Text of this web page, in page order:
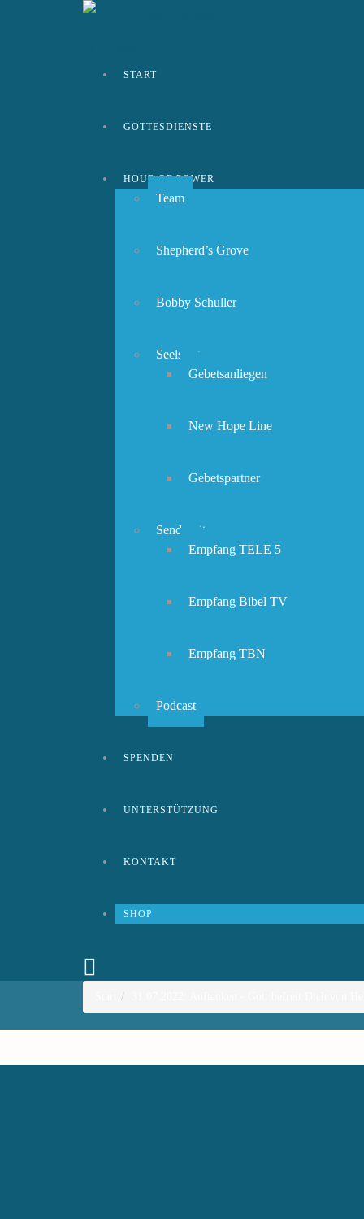
START
GOTTESDIENSTE
HOUR OF POWER
Team
Shepherd’s Grove
Bobby Schuller
Seelsorge
Gebetsanliegen
New Hope Line
Gebetspartner
Sendezeiten
Empfang TELE 5
Empfang Bibel TV
Empfang TBN
Podcast
SPENDEN
UNTERSTÜTZUNG
KONTAKT
SHOP